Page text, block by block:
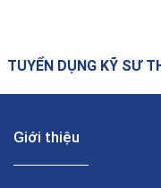
TUYỂN DỤNG KỸ SƯ
Giới thiệu